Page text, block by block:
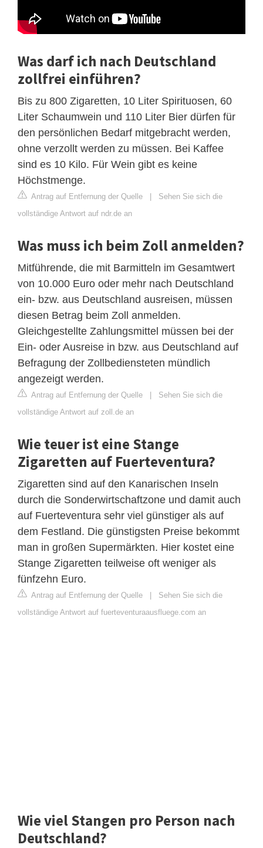
Was darf ich nach Deutschland
zollfrei einführen?
Bis zu 800 Zigaretten, 10 Liter Spirituosen, 60
Liter Schaumwein und 110 Liter Bier dürfen für
den persönlichen Bedarf mitgebracht werden,
ohne verzollt werden zu müssen. Bei Kaffee
sind es 10 Kilo. Für Wein gibt es keine
Höchstmenge.
Antrag auf Entfernung der Quelle | Sehen Sie sich die
vollständige Antwort auf ndr.de an
Was muss ich beim Zoll anmelden?
Mitführende, die mit Barmitteln im Gesamtwert
von 10.000 Euro oder mehr nach Deutschland
ein- bzw. aus Deutschland ausreisen, müssen
diesen Betrag beim Zoll anmelden.
Gleichgestellte Zahlungsmittel müssen bei der
Ein- oder Ausreise in bzw. aus Deutschland auf
Befragung der Zollbediensteten mündlich
angezeigt werden.
Antrag auf Entfernung der Quelle | Sehen Sie sich die
vollständige Antwort auf zoll.de an
Wie teuer ist eine Stange
Zigaretten auf Fuerteventura?
Zigaretten sind auf den Kanarischen Inseln
durch die Sonderwirtschaftzone und damit auch
auf Fuerteventura sehr viel günstiger als auf
dem Festland. Die günstigsten Preise bekommt
man in großen Supermärkten. Hier kostet eine
Stange Zigaretten teilweise oft weniger als
fünfzehn Euro.
Antrag auf Entfernung der Quelle | Sehen Sie sich die
vollständige Antwort auf fuerteventuraausfluege.com an
Wie viel Stangen pro Person nach
Deutschland?